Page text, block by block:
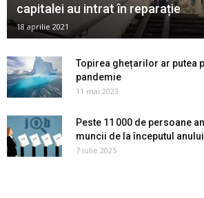
capitalei au intrat în reparație
18 aprilie 2021
Topirea ghețarilor ar putea
pandemie
11 mai 2023
Peste 11 000 de persoane
muncii de la începutul anului
7 iulie 2025